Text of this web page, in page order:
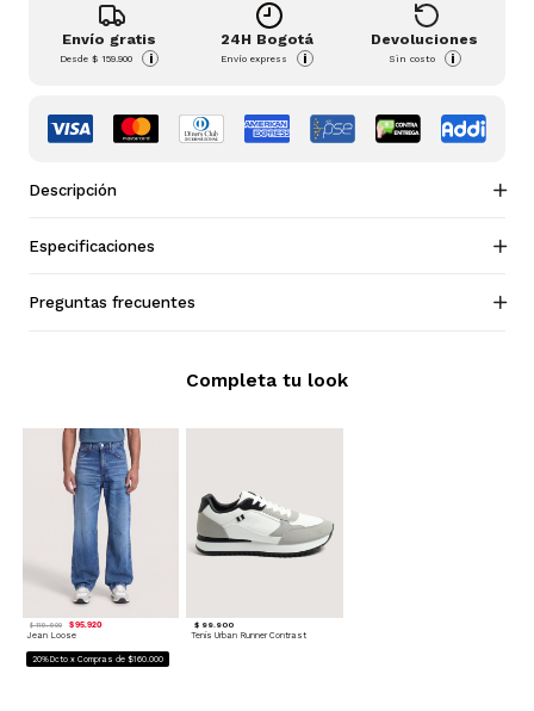
Envío gratis
Desde$ 159.900 i
24H Bogotá
Envío express i
Devoluciones
Sin costo i
Descripción
Especificaciones
Preguntas frecuentes
$ 119.900 $ 95.920
Jean Loose
20%Dcto x Compras de $160.000
$ 99.900
Tenis Urban Runner Contrast
Completa tu look